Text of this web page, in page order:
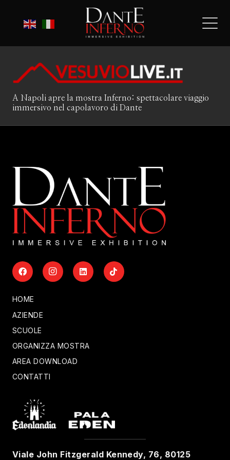
A Napoli apre la mostra Inferno: spettacolare viaggio
immersivo nel capolavoro di Dante
HOME
AZIENDE
SCUOLE
ORGANIZZA MOSTRA
AREA DOWNLOAD
CONTATTI
Viale John Fitzgerald Kennedy, 76, 80125